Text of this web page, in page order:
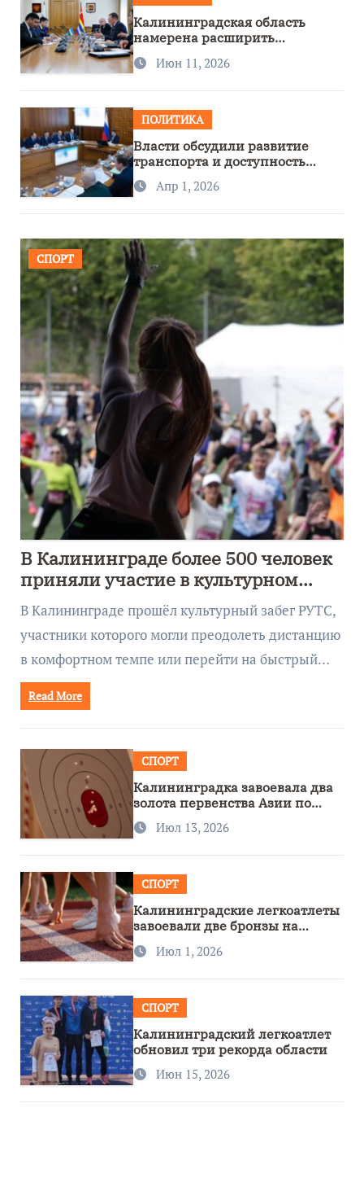
Калининградская область
намерена расширить
сотрудничество с Узбекистаном
Июн 11, 2026
ПОЛИТИКА
Власти обсудили развитие
транспорта и доступность
региона
Апр 1, 2026
СПОРТ
В Калининграде более 500 человек
приняли участие в культурном
забеге
В Калининграде прошёл культурный забег РУТС,
участники которого могли преодолеть дистанцию
в комфортном темпе или перейти на быстрый…
Read More
СПОРТ
Калининградка завоевала два
золота первенства Азии по
метанию ножа
Июл 13, 2026
СПОРТ
Калининградские легкоатлеты
завоевали две бронзы на
первенстве России
Июл 1, 2026
СПОРТ
Калининградский легкоатлет
обновил три рекорда области
Июн 15, 2026